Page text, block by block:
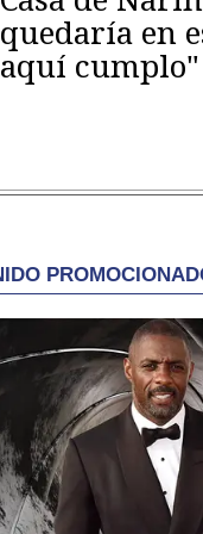
quedaría en
aquí cumplo"